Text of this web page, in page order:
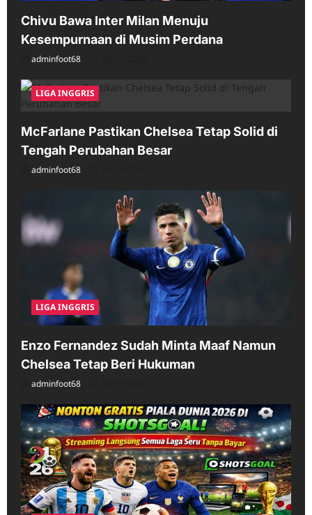
Chivu Bawa Inter Milan Menuju
Kesempurnaan di Musim Perdana
adminfoot68
LIGA INGGRIS
McFarlane Pastikan Chelsea Tetap Solid di
Tengah Perubahan Besar
adminfoot68
LIGA INGGRIS
Enzo Fernandez Sudah Minta Maaf Namun
Chelsea Tetap Beri Hukuman
adminfoot68